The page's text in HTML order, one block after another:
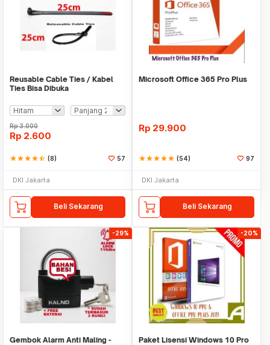
Reusable Cable Ties / Kabel
Ties Bisa Dibuka
Rp3.000
Rp 2.600
starstarstarstarstar_half (8) 57
DKI Jakarta
Beli Sekarang
Microsoft Office 365 Pro Plus
Rp 29.900
starstarstarstarstar (54) 97
DKI Jakarta
Beli Sekarang
-29%
Gembok Alarm Anti Maling -
-20%
Paket Lisensi Windows 10 Pro